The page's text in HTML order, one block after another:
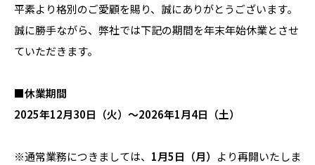
平素より格別のご愛顧を賜り、誠にありがとうございます。
誠に勝手ながら、弊社では下記の期間を年末年始休業とさせ
ていただきます。
■休業期間
2025年12月30日（火）～2026年1月4日（土）
※通常業務につきましては、 1月5日（月） より再開いたしま